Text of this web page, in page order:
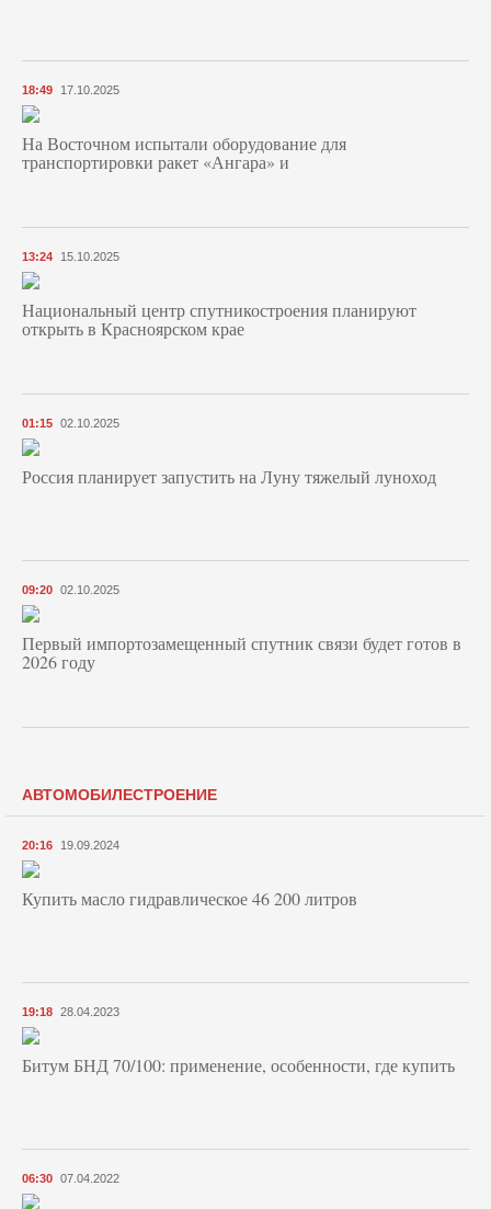
18:49 17.10.2025
На Восточном испытали оборудование для
транспортировки ракет «Ангара» и
13:24 15.10.2025
Национальный центр спутникостроения планируют
открыть в Красноярском крае
01:15 02.10.2025
Россия планирует запустить на Луну тяжелый луноход
09:20 02.10.2025
Первый импортозамещенный спутник связи будет готов в
2026 году
АВТОМОБИЛЕСТРОЕНИЕ
20:16 19.09.2024
Купить масло гидравлическое 46 200 литров
19:18 28.04.2023
Битум БНД 70/100: применение, особенности, где купить
06:30 07.04.2022